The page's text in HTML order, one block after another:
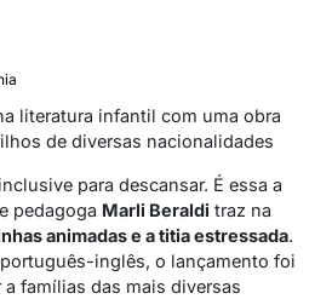
literatura infantil com uma obra
de diversas nacionalidades
para descansar. É essa a
pedagoga Marli Beraldi traz na
animadas e a titia estressada.
inglês, o lançamento foi
a famílias das mais diversas